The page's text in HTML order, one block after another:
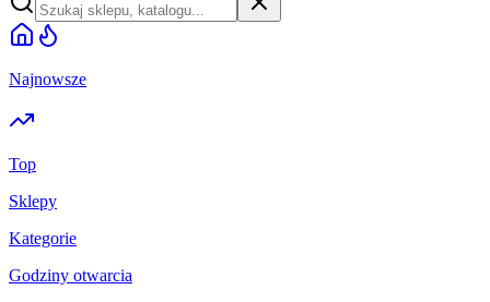
Najnowsze
Top
Sklepy
Kategorie
Godziny otwarcia